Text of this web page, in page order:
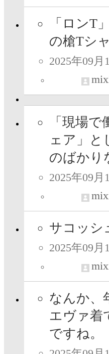
「ロンT
の槍Tシ
2025年09月
「現場
ェア」と
のばかり
2025年09月
サコッシ
2025年09月
なんか、
エヴァ着
ですね。